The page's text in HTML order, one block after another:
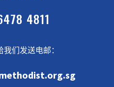
4811
们发送电邮：